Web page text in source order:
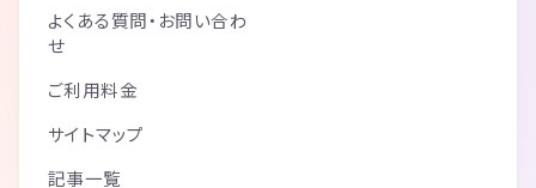
よくある質問・お問い合わ
せ
ご利用料金
サイトマップ
記事一覧